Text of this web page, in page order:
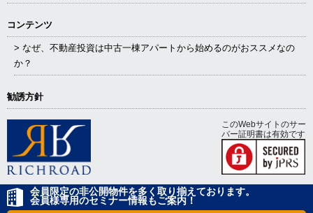
コンテンツ
> なぜ、不動産投資は中古一棟アパートから始めるのがおススメなの
か？
勧誘方針
このWebサイトのサー
バー証明書は有効です
会員限定の非公開物件を多く取り揃えております。
会員様専用のセミナー情報もご案内！